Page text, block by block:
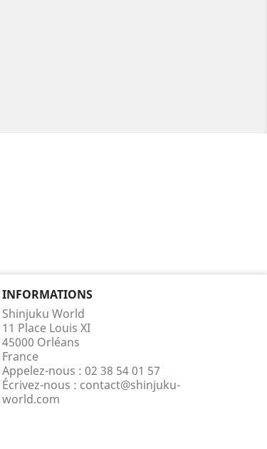
INFORMATIONS
Shinjuku World
11 Place Louis XI
45000 Orléans
France
Appelez-nous : 02 38 54 01 57
Écrivez-nous : contact@shinjuku-
world.com